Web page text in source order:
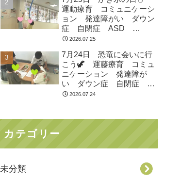
ばみらい市 坂東市 守谷
市
運動療育 コミュニケーシ
ョン 発達障がい ダウン
症 自閉症 ASD
ADHD 児童発達支援 放
市 つくばみらい市 坂東
市 守谷市
2026.07.25
7月24日 恐竜に会いに行
こう🦖 運藤療育 コミュ
ニケーション 発達障が
い ダウン症 自閉症
ASD ADHD 児童発達支
2026.07.24
カテゴリー
未分類